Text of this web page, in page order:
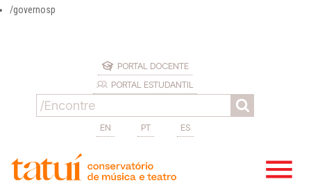
/governosp
PORTAL DOCENTE
PORTAL ESTUDANTIL
EN PT ES